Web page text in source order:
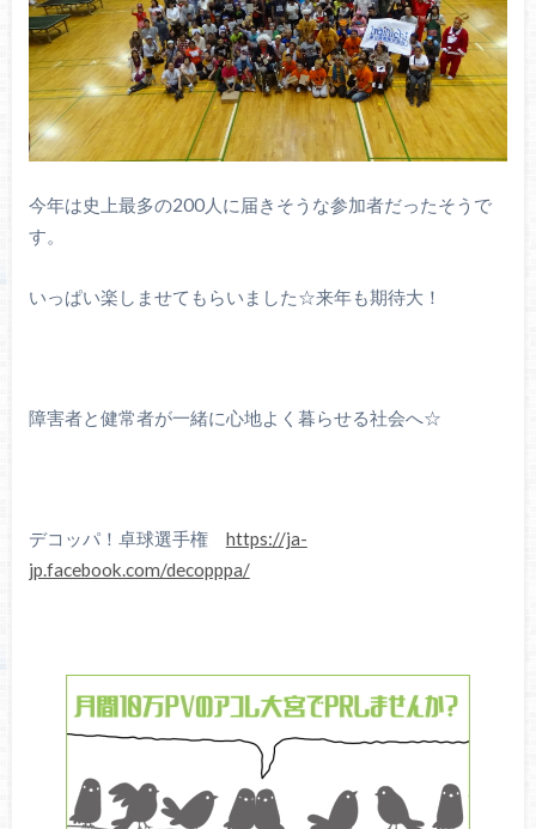
今年は史上最多の200人に届きそうな参加者だったそうで
す。
いっぱい楽しませてもらいました☆来年も期待大！
障害者と健常者が一緒に心地よく暮らせる社会へ☆
デコッパ！卓球選手権 https://ja-
jp.facebook.com/decopppa/